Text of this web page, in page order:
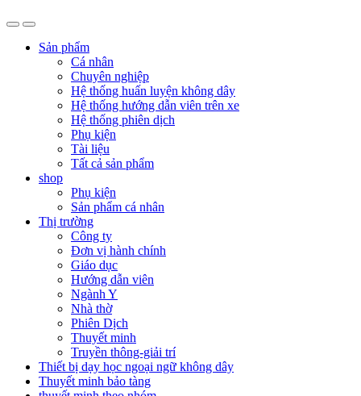
Sản phẩm
Cá nhân
Chuyên nghiệp
Hệ thống huấn luyện không dây
Hệ thống hướng dẫn viên trên xe
Hệ thống phiên dịch
Phụ kiện
Tài liệu
Tất cả sản phẩm
shop
Phụ kiện
Sản phẩm cá nhân
Thị trường
Công ty
Đơn vị hành chính
Giáo dục
Hướng dẫn viên
Ngành Y
Nhà thờ
Phiên Dịch
Thuyết minh
Truyền thông-giải trí
Thiết bị dạy học ngoại ngữ không dây
Thuyết minh bảo tàng